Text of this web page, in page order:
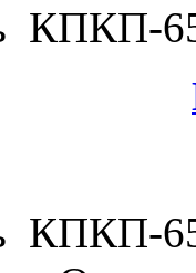
КПКП-
КПКП-